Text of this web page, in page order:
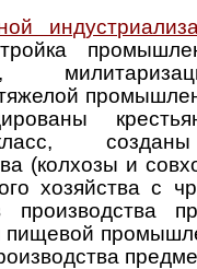
созданы
(колхозы и
хозяйства с
производства
пищевой